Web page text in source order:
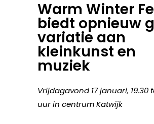
Warm Winter
biedt opnieuw
variatie aan
kleinkunst en
muziek
Vrijdagavond 17 januari, 19.30
uur in centrum Katwijk